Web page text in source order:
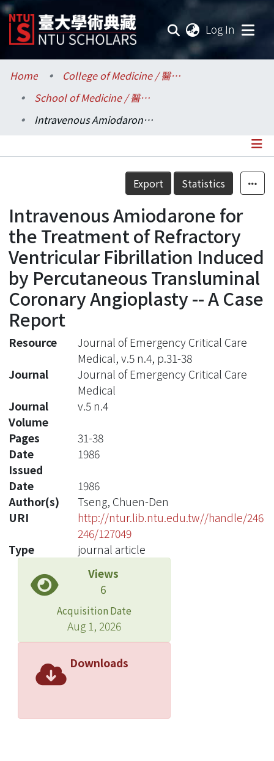
Log In
Communities & Collections
Research Outputs
Statistics
Home
College of Medicine / 醫學院
School of Medicine / 醫學系
Intravenous Amiodarone for the Treatment of Refractory Ventricular Fibrillation Induced by Percutaneous Transluminal Coronary Angioplasty -- A Case Report
Details
Export Statistics
Intravenous Amiodarone for
the Treatment of Refractory
Ventricular Fibrillation Induced
by Percutaneous Transluminal
Coronary Angioplasty -- A Case
Report
Resource
Journal of Emergency Critical Care
Medical, v.5 n.4, p.31-38
Journal
Journal of Emergency Critical Care
Medical
Journal
Volume
v.5 n.4
Pages
31-38
Date
Issued
1986
Date
1986
Author(s)
Tseng, Chuen-Den
URI
http://ntur.lib.ntu.edu.tw//handle/246
246/127049
Type
journal article
Views
6
Acquisition Date
Aug 1, 2026
Downloads